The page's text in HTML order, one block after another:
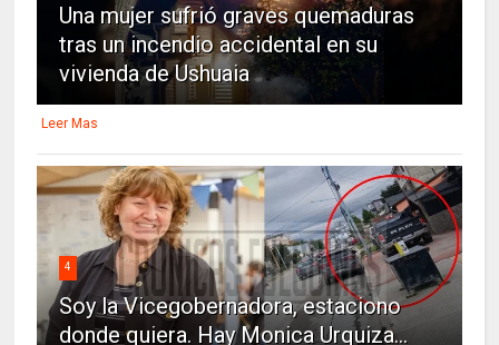
Una mujer sufrió graves quemaduras
tras un incendio accidental en su
vivienda de Ushuaia
Leer Mas
4
Soy la Vicegobernadora, estaciono
donde quiera. Hay Monica Urquiza...